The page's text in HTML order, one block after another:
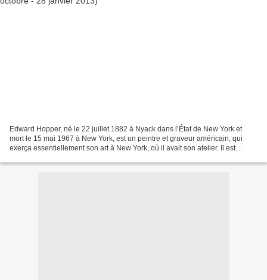
Edward Hopper, né le 22 juillet 1882 à Nyack dans l’État de New York et
mort le 15 mai 1967 à New York, est un peintre et graveur américain, qui
exerça essentiellement son art à New York, où il avait son atelier. Il est